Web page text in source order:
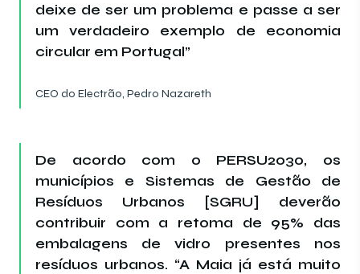
deixe de ser um problema e passe a ser
um verdadeiro exemplo de economia
circular em Portugal”
CEO do Electrão, Pedro Nazareth
De acordo com o PERSU2030, os
municípios e Sistemas de Gestão de
Resíduos Urbanos [SGRU] deverão
contribuir com a retoma de 95% das
embalagens de vidro presentes nos
resíduos urbanos. “A Maia já está muito